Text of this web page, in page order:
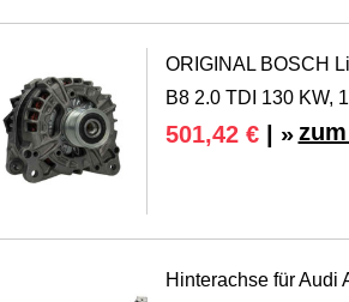
ORIGINAL BOSCH
B8 2.0 TDI 130 KW,
501,42 €| »
Hinterachse für Audi